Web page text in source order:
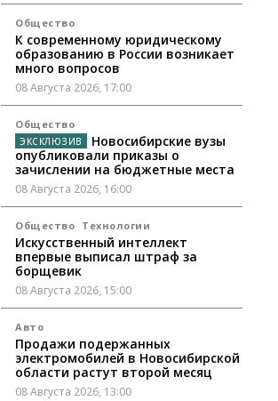
Общество
К современному юридическому
образованию в России возникает
много вопросов
08 Августа 2026, 17:00
Общество
Новосибирские вузы
опубликовали приказы о
зачислении на бюджетные места
08 Августа 2026, 16:00
Общество Технологии
Искусственный интеллект
впервые выписал штраф за
борщевик
08 Августа 2026, 15:00
Авто
Продажи подержанных
электромобилей в Новосибирской
области растут второй месяц
08 Августа 2026, 13:00